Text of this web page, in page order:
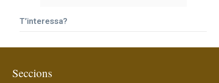
T’interessa?
Seccions